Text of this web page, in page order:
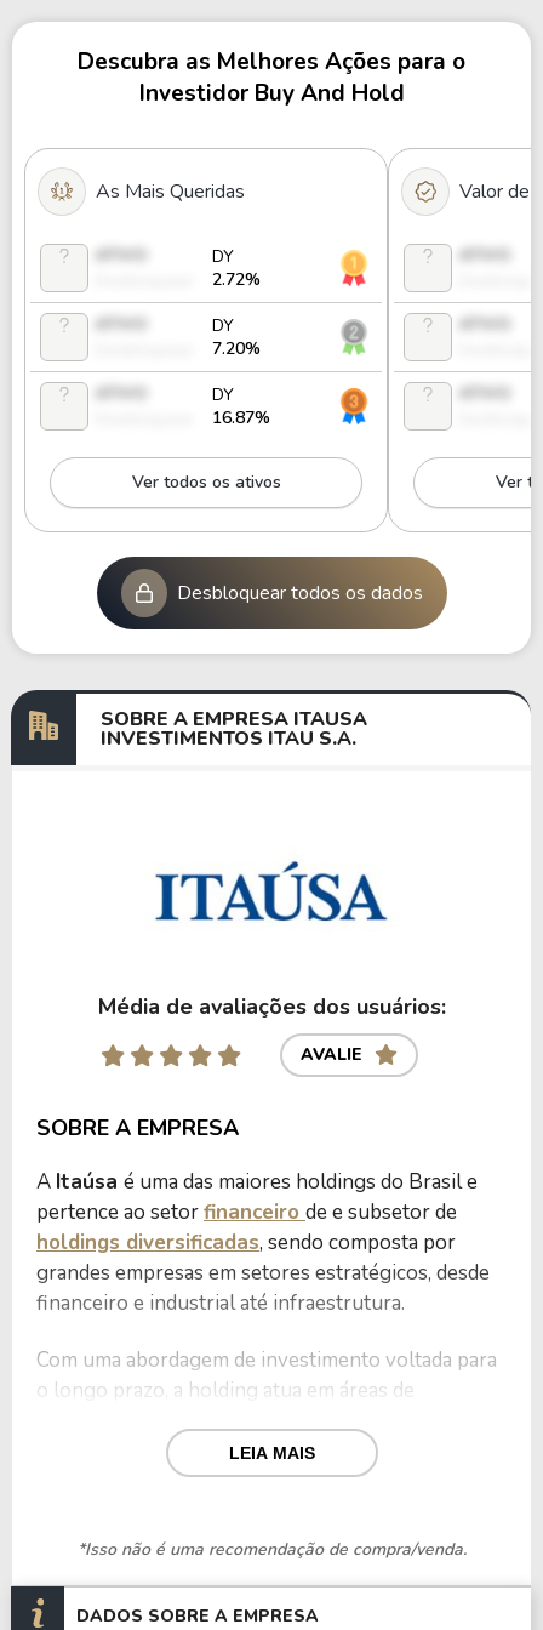
Descubra as Melhores Ações para o
Investidor Buy And Hold
As Mais Queridas
DY
2.72%
DY
7.20%
DY
16.87%
Ver todos os ativos
Valor de
Ver
Desbloquear todos os dados
SOBRE A EMPRESA ITAUSA
INVESTIMENTOS ITAU S.A.
Média de avaliações dos usuários:
AVALIE
SOBRE A EMPRESA
A Itaúsa é uma das maiores holdings do Brasil e
pertence ao setorfinanceiro de e subsetor de
holdings diversificadas, sendo composta por
grandes empresas em setores estratégicos, desde
financeiro e industrial até infraestrutura.
Com uma abordagem de investimento voltada para
o longo prazo, a holding atua em áreas de
gestão eficiente, focado em gerar valor a longo
incluindo financeiro, indústria, comércio e serviços.
LEIA MAIS
*Isso não é uma recomendação de compra/venda.
DADOS SOBRE A EMPRESA